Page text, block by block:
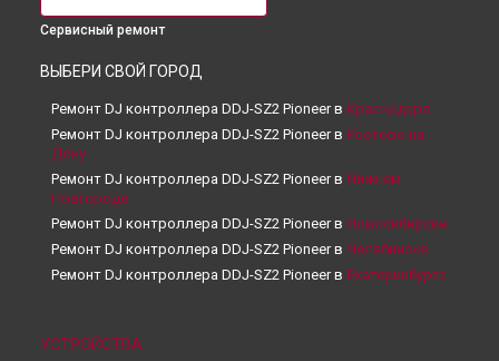
Сервисный ремонт
ВЫБЕРИ СВОЙ ГОРОД
Ремонт DJ контроллера DDJ-SZ2 Pioneer в Краснодаре
Ремонт DJ контроллера DDJ-SZ2 Pioneer в Ростове-на-
Дону
Ремонт DJ контроллера DDJ-SZ2 Pioneer в Нижнем
Новгороде
Ремонт DJ контроллера DDJ-SZ2 Pioneer в Новосибирске
Ремонт DJ контроллера DDJ-SZ2 Pioneer в Челябинске
Ремонт DJ контроллера DDJ-SZ2 Pioneer в Екатеринбурге
Ремонт DJ контроллера DDJ-SZ2 Pioneer в
УСТРОЙСТВА